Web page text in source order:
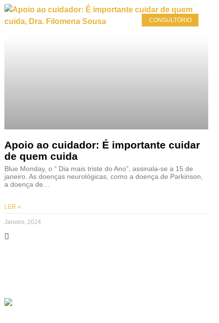
CONSULTÓRIO
Apoio ao cuidador: É importante cuidar
de quem cuida
Blue Monday, o “ Dia mais triste do Ano”, assinala-se a 15 de
janeiro. As doenças neurológicas, como a doença de Parkinson,
a doença de…
LER »
Janeiro, 2024